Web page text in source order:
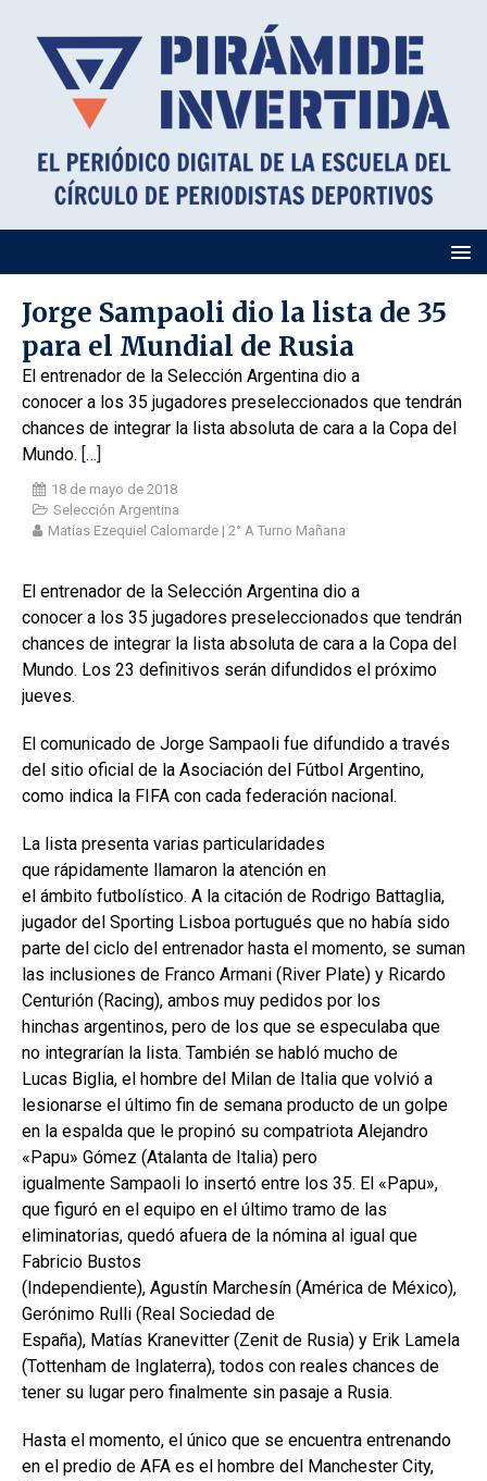
Jorge Sampaoli dio la lista de 35
para el Mundial de Rusia
El entrenador de la Selección Argentina dio a
conocer a los 35 jugadores preseleccionados que tendrán
chances de integrar la lista absoluta de cara a la Copa del
Mundo. […]
18 de mayo de 2018
Selección Argentina
Matías Ezequiel Calomarde | 2° A Turno Mañana
El entrenador de la Selección Argentina dio a
conocer a los 35 jugadores preseleccionados que tendrán
chances de integrar la lista absoluta de cara a la Copa del
Mundo. Los 23 definitivos serán difundidos el próximo
jueves.
El comunicado de Jorge Sampaoli fue difundido a través
del sitio oficial de la Asociación del Fútbol Argentino,
como indica la FIFA con cada federación nacional.
La lista presenta varias particularidades
que rápidamente llamaron la atención en
el ámbito futbolístico. A la citación de Rodrigo Battaglia,
jugador del Sporting Lisboa portugués que no había sido
parte del ciclo del entrenador hasta el momento, se suman
las inclusiones de Franco Armani (River Plate) y Ricardo
Centurión (Racing), ambos muy pedidos por los
hinchas argentinos, pero de los que se especulaba que
no integrarían la lista. También se habló mucho de
Lucas Biglia, el hombre del Milan de Italia que volvió a
lesionarse el último fin de semana producto de un golpe
en la espalda que le propinó su compatriota Alejandro
«Papu» Gómez (Atalanta de Italia) pero
igualmente Sampaoli lo insertó entre los 35. El «Papu»,
que figuró en el equipo en el último tramo de las
eliminatorias, quedó afuera de la nómina al igual que
Fabricio Bustos
(Independiente), Agustín Marchesín (América de México),
Gerónimo Rulli (Real Sociedad de
España), Matías Kranevitter (Zenit de Rusia) y Erik Lamela
(Tottenham de Inglaterra), todos con reales chances de
tener su lugar pero finalmente sin pasaje a Rusia.
Hasta el momento, el único que se encuentra entrenando
en el predio de AFA es el hombre del Manchester City,